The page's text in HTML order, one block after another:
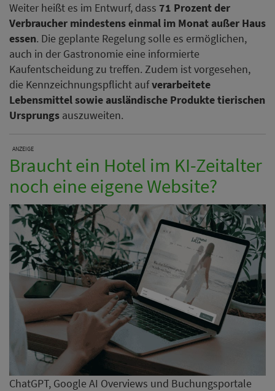
Weiter heißt es im Entwurf, dass 71 Prozent der
Verbraucher mindestens einmal im Monat außer Haus
essen. Die geplante Regelung solle es ermöglichen,
auch in der Gastronomie eine informierte
Kaufentscheidung zu treffen. Zudem ist vorgesehen,
die Kennzeichnungspflicht aufverarbeitete
Lebensmittel sowie ausländische Produkte tierischen
Ursprungs auszuweiten.
ANZEIGE
Braucht ein Hotel im KI-Zeitalter
noch eine eigene Website?
ChatGPT, Google AI Overviews und Buchungsportale